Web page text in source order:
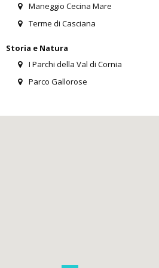
Maneggio Cecina Mare
Terme di Casciana
Storia e Natura
I Parchi della Val di Cornia
Parco Gallorose